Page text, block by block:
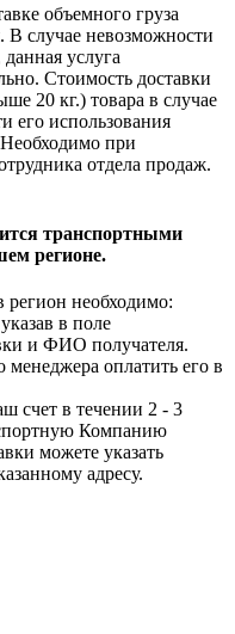
объемного груза
В случае невозможности
услуга
Стоимость доставки
20 кг.) товара в случае
его использования
Необходимо при
отдела продаж.
транспортными
регионе.
регион необходимо:
в поле
и ФИО получателя.
менеджера оплатить его в
счет в течении 2 - 3
Компанию
можете указать
адресу.